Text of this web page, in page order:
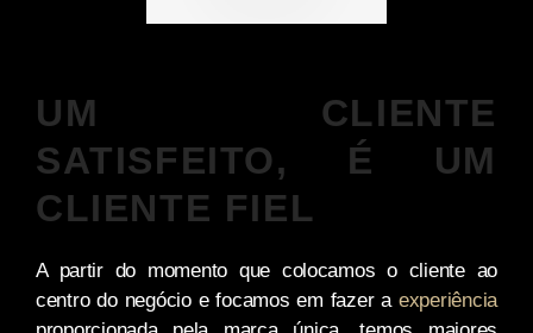
UM CLIENTE
SATISFEITO, É UM
CLIENTE FIEL
A partir do momento que colocamos o cliente ao
centro do negócio e focamos em fazer a experiência